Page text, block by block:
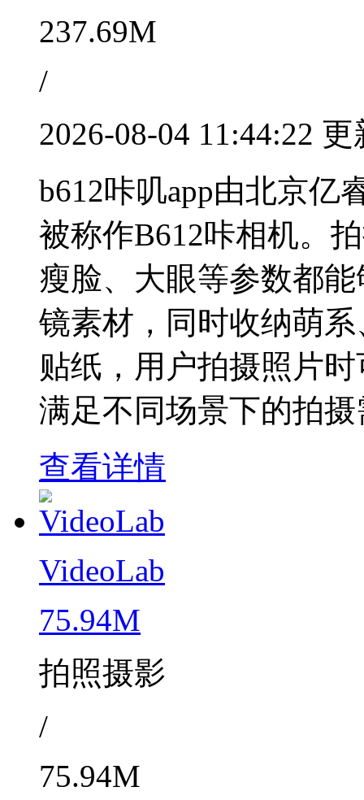
237.69M
/
2026-08-04 11:44:22 更
b612咔叽app由北京亿
被称作B612咔相机。
瘦脸、大眼等参数都
镜素材，同时收纳萌
贴纸，用户拍摄照片
满足不同场景下的拍
查看详情
VideoLab
75.94M
拍照摄影
/
75.94M